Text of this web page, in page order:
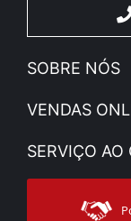
SOBRE NÓS
A Companhia
Notícias
Sitemap
VENDAS
Minha Conta
Modos de Enviο
SERVIÇO AO
Contacto
Apoio ao